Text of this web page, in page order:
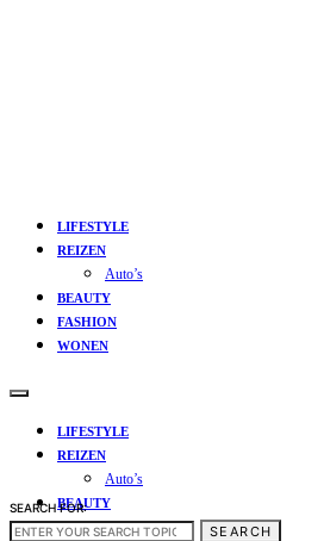
LIFESTYLE
REIZEN
Auto’s
BEAUTY
FASHION
WONEN
LIFESTYLE
REIZEN
Auto’s
BEAUTY
FASHION
SEARCH FOR:
SEARCH